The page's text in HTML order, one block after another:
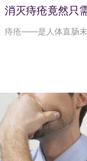
消灭痔疮竟然只